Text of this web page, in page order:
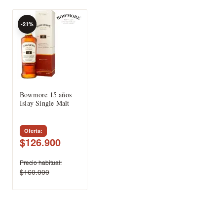
Bowmore 15 años
Islay Single Malt
Oferta
$126.900
-21%
Precio habitual
$160.000